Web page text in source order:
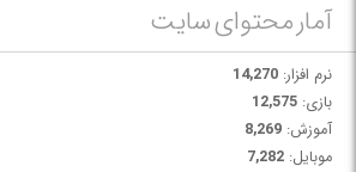
آمار محتوای سایت
نرم افزار: 14,270
بازی: 12,575
آموزش: 8,269
موبایل: 7,282